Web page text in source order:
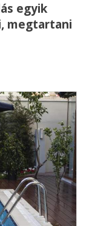
egyik
megtartani